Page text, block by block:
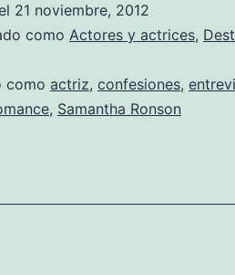
21 noviembre, 2012
como Actores y actrices,
como actriz, confesiones,
, Samantha Ronson